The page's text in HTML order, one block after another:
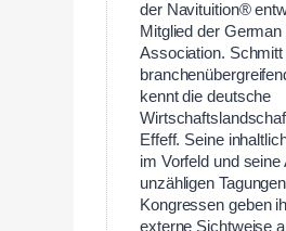
der Navituition®
Mitglied der
Association. Schmitt
kennt die deutsche
Effeff. Seine
im Vorfeld und seine
unzähligen
Kongressen geben
externe Sichtweise